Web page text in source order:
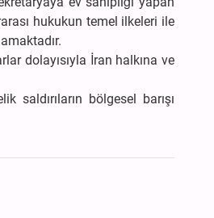
hukukun temel ilkeleri ile
dolayısıyla İran halkına ve
saldırıların bölgesel barışı